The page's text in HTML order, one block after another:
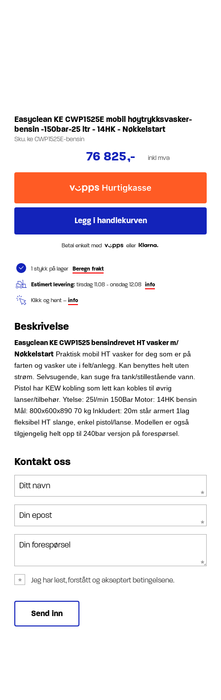
Easyclean KE CWP1525E mobil høytrykksvasker-
bensin -150bar-25 ltr - 14HK - Nøkkelstart
Sku.ke CWP1525E-bensin
76 825,- inkl mva
Betal enkelt med eller
1 stykk på lager Beregn frakt
Estimert levering: tirsdag 11.08 - onsdag 12.08 info
Klikk og hent – info
Beskrivelse
Easyclean KE CWP1525 bensindrevet HT vasker m/
Nøkkelstart Praktisk mobil HT vasker for deg som er på
farten og vasker ute i felt/anlegg. Kan benyttes helt uten
strøm. Selvsugende, kan suge fra tank/stillestående vann.
Pistol har KEW kobling som lett kan kobles til øvrig
lanser/tilbehør. Ytelse: 25l/min 150Bar Motor: 14HK bensin
Mål: 800x600x890 70 kg Inkludert: 20m står armert 1lag
fleksibel HT slange, enkel pistol/lanse. Modellen er også
tilgjengelig helt opp til 240bar versjon på forespørsel.
Kontakt oss
Ditt navn
Din epost
Din forespørsel
Jeg har lest, forstått og akseptert betingelsene.